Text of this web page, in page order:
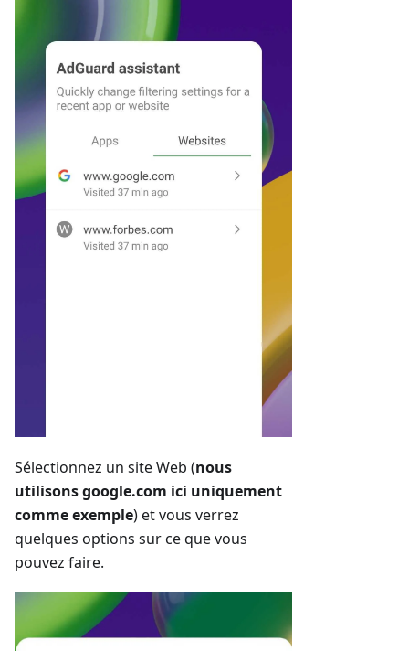
Sélectionnez un site Web (nous
utilisons google.com ici uniquement
comme exemple) et vous verrez
quelques options sur ce que vous
pouvez faire.